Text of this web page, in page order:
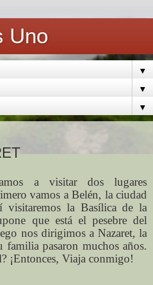
Uno
▼
▼
▼
a visitar dos lugares
vamos a Belén, la ciudad
visitaremos la Basílica de la
que está el pesebre del
nos dirigimos a Nazaret, la
familia pasaron muchos años.
¡Entonces, Viaja conmigo!